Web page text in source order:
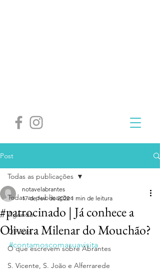
Post
Todas as publicações
Agenda
Olhares
O que escrevem sobre Abrantes
S. Vicente, S. João e Alferrarede
Todas as publicações
#patrocinado | Já conhece a
Oliveira Milenar do Mouchão?
notavelabrantes
17 de fev. de 2022 1 min de leitura
#contamoscomasuavisita